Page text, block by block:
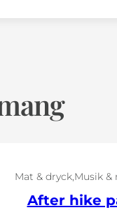
Mat & dryck Musik &
After hike